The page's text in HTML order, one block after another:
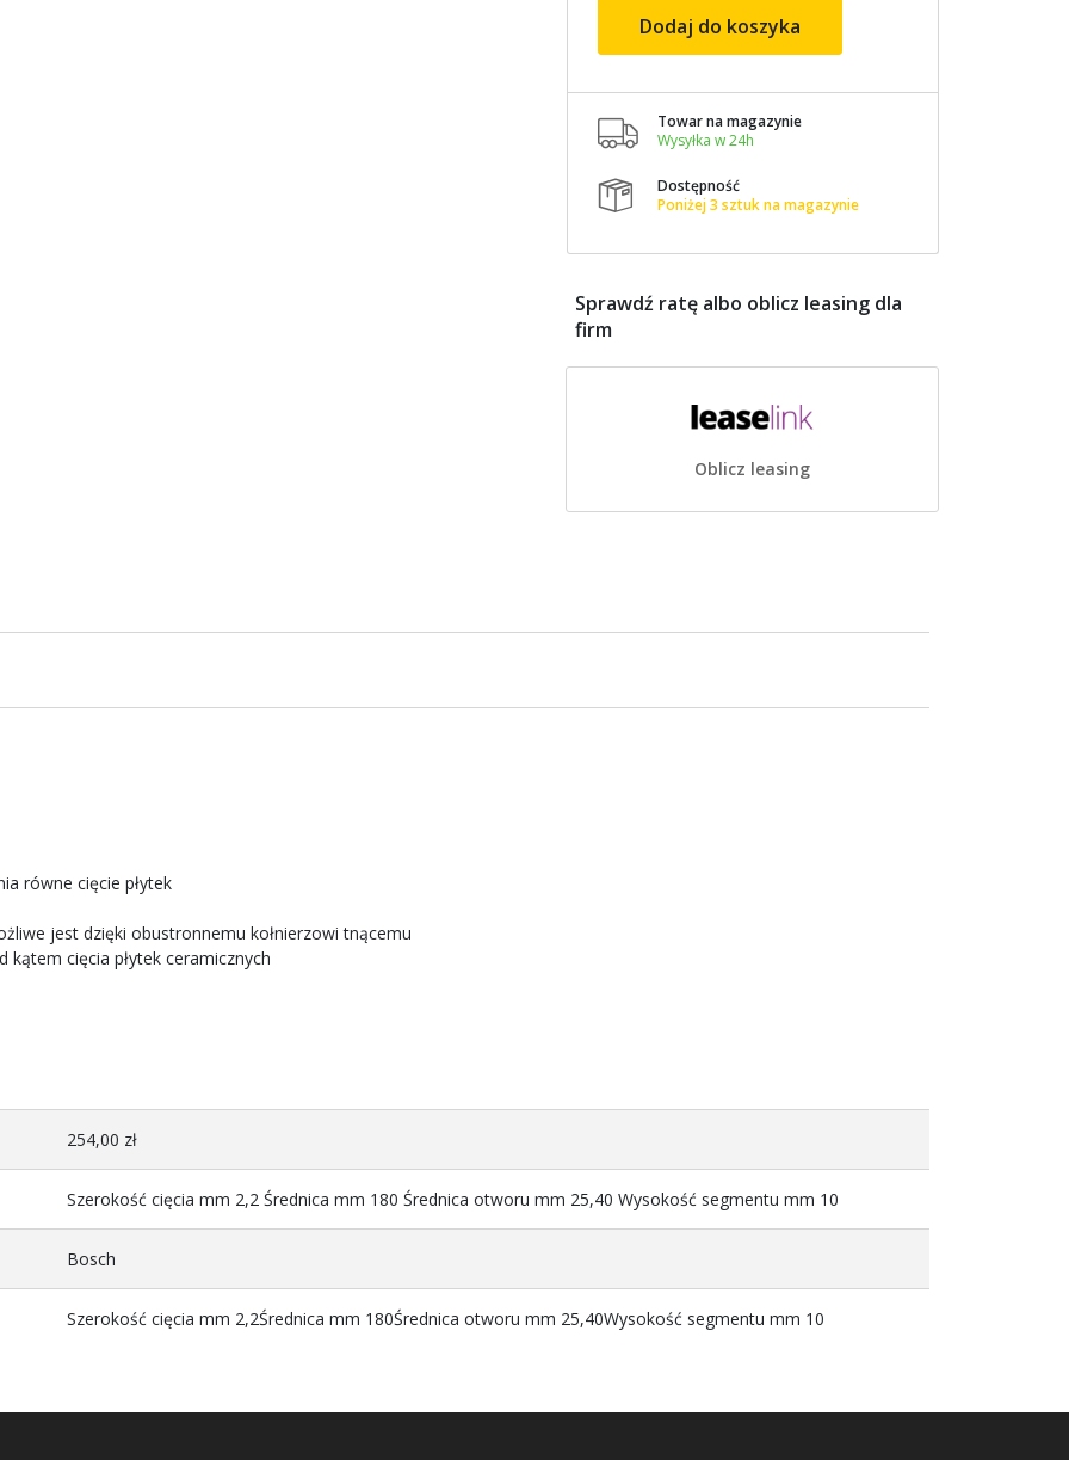
Dodaj do koszyka

Towar na magazynie
Wysyłka w 24h

Dostępność
Poniżej 3 sztuk na magazynie
Sprawdź ratę albo oblicz leasing dla
firm
Oblicz leasing
równe cięcie płytek
jest dzięki obustronnemu kołnierzowi tnącemu
cięcia płytek ceramicznych
254,00 zł
Szerokość cięcia mm 2,2 Średnica mm 180 Średnica otworu mm 25,40 Wysokość segmentu mm 10
Bosch
Szerokość cięcia mm 2,2Średnica mm 180Średnica otworu mm 25,40Wysokość segmentu mm 10